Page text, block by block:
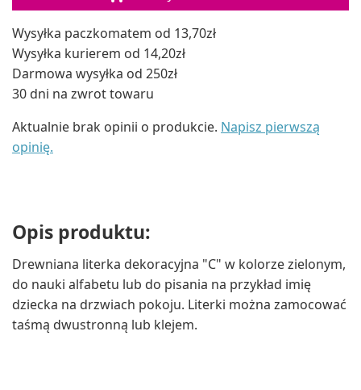
Wysyłka paczkomatem od 13,70zł
Wysyłka kurierem od 14,20zł
Darmowa wysyłka od 250zł
30 dni na zwrot towaru
Aktualnie brak opinii o produkcie. Napisz pierwszą
opinię.
Opis produktu:
Drewniana literka dekoracyjna "C" w kolorze zielonym,
do nauki alfabetu lub do pisania na przykład imię
dziecka na drzwiach pokoju. Literki można zamocować
taśmą dwustronną lub klejem.